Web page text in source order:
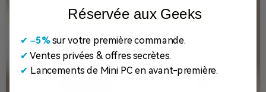
Réservée aux Geeks
✔ ​–5%sur votre première commande.
✔ Ventes privées & offres secrètes.
✔ Lancements de Mini PC en avant-première.